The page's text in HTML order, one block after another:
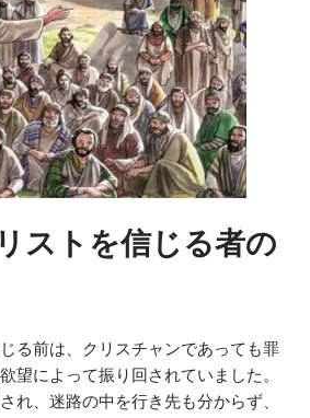
ストを信じる者の
る前は、クリスチャンであっても罪
望によって振り回されていました。
れ、迷路の中を行き先も分からず、